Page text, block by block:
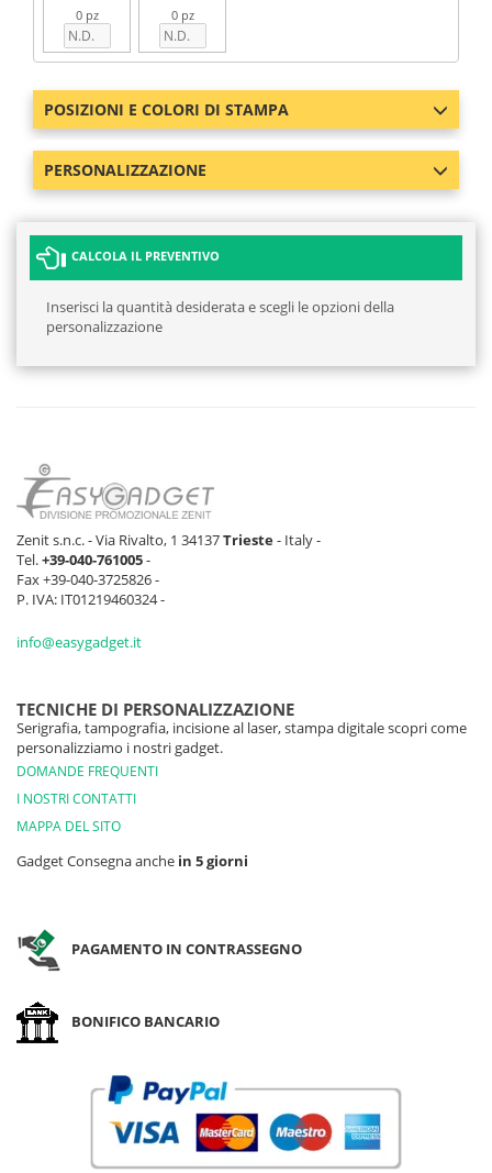
0 pz 0 pz
POSIZIONI E COLORI DI STAMPA
PERSONALIZZAZIONE
CALCOLA IL PREVENTIVO
Inserisci la quantità desiderata e scegli le opzioni della
personalizzazione
Zenit s.n.c. - Via Rivalto, 1 34137Trieste- Italy -
Tel.+39-040-761005-
Fax +39-040-3725826 -
P. IVA: IT01219460324 -
info@easygadget.it
TECNICHE DI PERSONALIZZAZIONE
Serigrafia, tampografia, incisione al laser, stampa digitale scopri come
personalizziamo i nostri gadget.
DOMANDE FREQUENTI
I NOSTRI CONTATTI
MAPPA DEL SITO
Gadget Consegna anche in 5 giorni
PAGAMENTO IN CONTRASSEGNO
BONIFICO BANCARIO